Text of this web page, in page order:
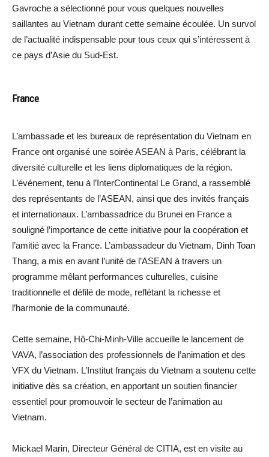
Gavroche a sélectionné pour vous quelques nouvelles
saillantes au Vietnam durant cette semaine écoulée. Un survol
de l’actualité indispensable pour tous ceux qui s’intéressent à
ce pays d’Asie du Sud-Est.
France
L’ambassade et les bureaux de représentation du Vietnam en
France ont organisé une soirée ASEAN à Paris, célébrant la
diversité culturelle et les liens diplomatiques de la région.
L’événement, tenu à l’InterContinental Le Grand, a rassemblé
des représentants de l’ASEAN, ainsi que des invités français
et internationaux. L’ambassadrice du Brunei en France a
souligné l’importance de cette initiative pour la coopération et
l’amitié avec la France. L’ambassadeur du Vietnam, Dinh Toan
Thang, a mis en avant l’unité de l’ASEAN à travers un
programme mêlant performances culturelles, cuisine
traditionnelle et défilé de mode, reflétant la richesse et
l’harmonie de la communauté.
Cette semaine, Hô-Chi-Minh-Ville accueille le lancement de
VAVA, l’association des professionnels de l’animation et des
VFX du Vietnam. L’Institut français du Vietnam a soutenu cette
initiative dès sa création, en apportant un soutien financier
essentiel pour promouvoir le secteur de l’animation au
Vietnam.
Mickael Marin, Directeur Général de CITIA, est en visite au